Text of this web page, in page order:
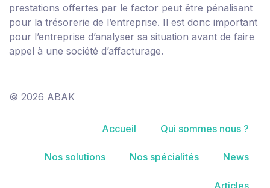
prestations offertes par le factor peut être pénalisant
pour la trésorerie de l’entreprise. Il est donc important
pour l’entreprise d’analyser sa situation avant de faire
appel à une société d’affacturage.
© 2026 ABAK
Accueil Qui sommes nous ?
Nos solutions Nos spécialités News
Articles